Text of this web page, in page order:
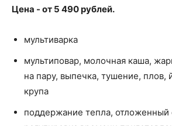
Цена - от 5 490 рублей.
мультиварка
мультиповар, молочная каша,
на пару, выпечка, тушение, плов,
крупа
поддержание тепла, отложенный